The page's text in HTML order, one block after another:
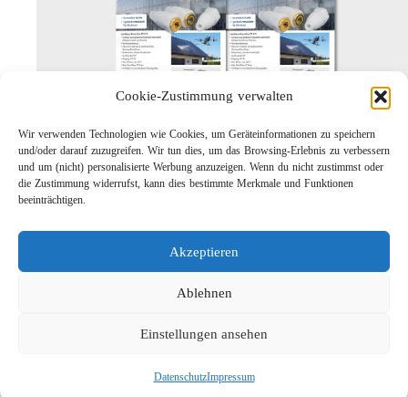
Cookie-Zustimmung verwalten
Wir verwenden Technologien wie Cookies, um Geräteinformationen zu speichern
und/oder darauf zuzugreifen. Wir tun dies, um das Browsing-Erlebnis zu verbessern
und um (nicht) personalisierte Werbung anzuzeigen. Wenn du nicht zustimmst oder
die Zustimmung widerrufst, kann dies bestimmte Merkmale und Funktionen
beeinträchtigen.
Akzeptieren
Ablehnen
Einstellungen ansehen
DatenschutzImpressum
Leichtbau-Rotordüse ST-415
Links
Kontakt
Social